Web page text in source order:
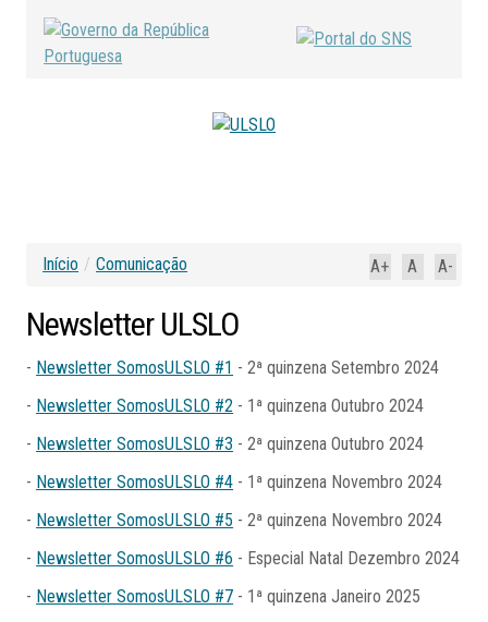
A-
A
A+
Início / Comunicação
Newsletter ULSLO
- Newsletter SomosULSLO #1 - 2ª quinzena Setembro 2024
- Newsletter SomosULSLO #2 - 1ª quinzena Outubro 2024
- Newsletter SomosULSLO #3 - 2ª quinzena Outubro 2024
- Newsletter SomosULSLO #4 - 1ª quinzena Novembro 2024
- Newsletter SomosULSLO #5 - 2ª quinzena Novembro 2024
- Newsletter SomosULSLO #6 - Especial Natal Dezembro 2024
- Newsletter SomosULSLO #7 - 1ª quinzena Janeiro 2025